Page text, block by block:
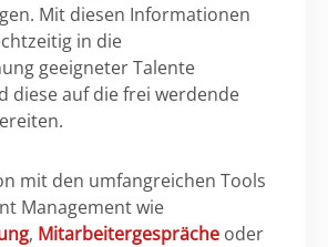
Mit diesen Informationen
in die
geeigneter Talente
diese auf die frei werdende
mit den umfangreichen Tools
Management wie
, Mitarbeitergespräche oder